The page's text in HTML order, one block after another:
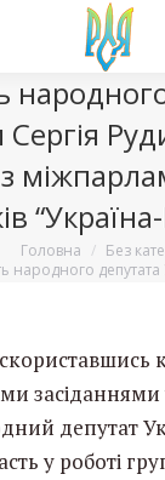
Головна
Без
народного депутата
засіданнями
депутат
у роботі